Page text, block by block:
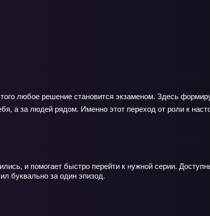
любое решение становится экзаменом. Здесь
а за людей рядом. Именно этот переход от роли к
и помогает быстро перейти к нужной серии.
буквально за один эпизод.